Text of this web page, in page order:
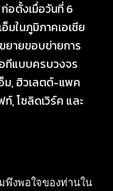
อตั้งเมื่อวันที่ 6
มในภูมิภาคเอเชีย
ยายขอบข่ายการ
ทีแบบครบวงจร
ม, ฮิวเลตต์-แพค
ท์, โซลิดเวิร์ค และ
พึงพอใจของท่านใน